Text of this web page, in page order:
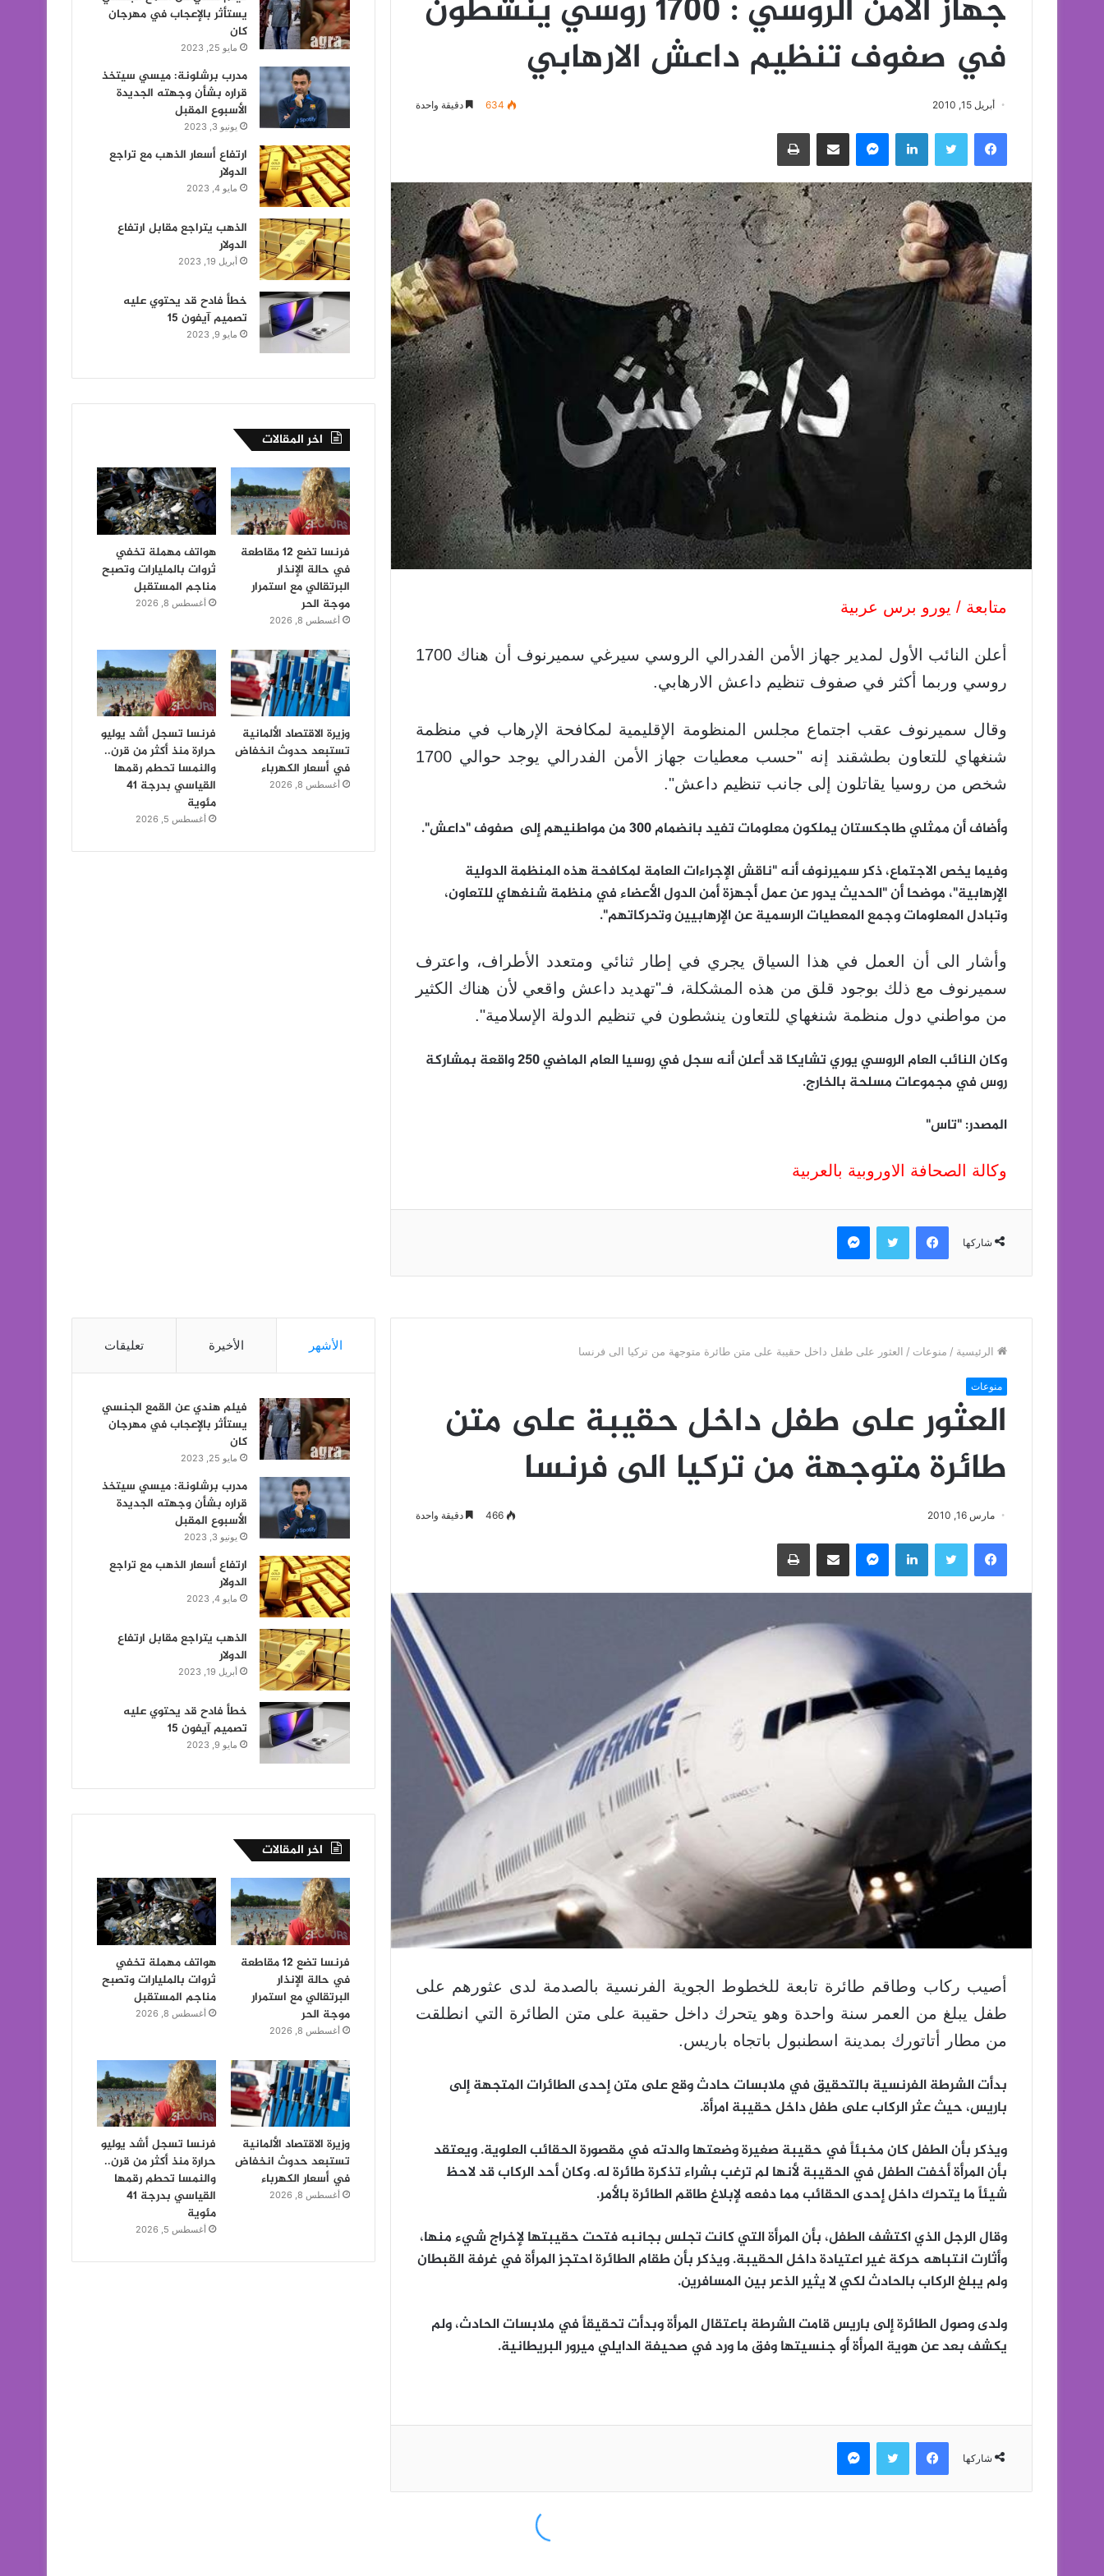
جهاز الأمن الروسي : 1700 روسي ينشطون
في صفوف تنظيم داعش الارهابي
أبريل 15, 2010 634 دقيقة واحدة
فيسبوك تويتر لينكدإن ماسنجر مشاركة عبر البريد طباعة
متابعة / يورو برس عربية
أعلن النائب الأول لمدير جهاز الأمن الفدرالي الروسي سيرغي سميرنوف أن هناك 1700
روسي وربما أكثر في صفوف تنظيم داعش الارهابي.
وقال سميرنوف عقب اجتماع مجلس المنظومة الإقليمية لمكافحة الإرهاب في منظمة
شنغهاي للتعاون بطشقند إنه "حسب معطيات جهاز الأمن الفدرالي يوجد حوالي 1700
شخص من روسيا يقاتلون إلى جانب تنظيم داعش".
وأضاف أن ممثلي طاجكستان يملكون معلومات تفيد بانضمام 300 من مواطنيهم إلى صفوف "داعش".
وفيما يخص الاجتماع، ذكر سميرنوف أنه "ناقش الإجراءات العامة لمكافحة هذه المنظمة الدولية
الإرهابية"، موضحا أن "الحديث يدور عن عمل أجهزة أمن الدول الأعضاء في منظمة شنغهاي للتعاون،
وتبادل المعلومات وجمع المعطيات الرسمية عن الإرهابيين وتحركاتهم".
وأشار الى أن العمل في هذا السياق يجري في إطار ثنائي ومتعدد الأطراف، واعترف
سميرنوف مع ذلك بوجود قلق من هذه المشكلة، فـ"تهديد داعش واقعي لأن هناك الكثير
من مواطني دول منظمة شنغهاي للتعاون ينشطون في تنظيم الدولة الإسلامية".
وكان النائب العام الروسي يوري تشايكا قد أعلن أنه سجل في روسيا العام الماضي 250 واقعة بمشاركة
روس في مجموعات مسلحة بالخارج.
المصدر: "تاس"
وكالة الصحافة الاوروبية بالعربية
شاركها
فيسبوك تويتر ماسنجر
يستأثر بالإعجاب في مهرجان
كان
مايو 25, 2023
مدرب برشلونة: ميسي سيتخذ
قراره بشأن وجهته الجديدة
الأسبوع المقبل
يونيو 3, 2023
ارتفاع أسعار الذهب مع تراجع
الدولار
مايو 4, 2023
الذهب يتراجع مقابل ارتفاع
الدولار
أبريل 19, 2023
خطأ فادح قد يحتوي عليه
تصميم آيفون 15
مايو 9, 2023
اخر المقالات
فرنسا تضع 12 مقاطعة
في حالة الإنذار
البرتقالي مع استمرار
موجة الحر
أغسطس 8, 2026
هواتف مهملة تخفي
ثروات بالمليارات وتصبح
مناجم المستقبل
أغسطس 8, 2026
وزيرة الاقتصاد الألمانية
تستبعد حدوث انخفاض
في أسعار الكهرباء
أغسطس 8, 2026
فرنسا تسجل أشد يوليو
حرارة منذ أكثر من قرن..
والنمسا تحطم رقمها
القياسي بدرجة 41
مئوية
أغسطس 5, 2026